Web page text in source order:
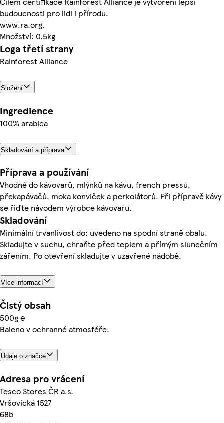
budoucnosti pro lidi i přírodu.
www.ra.org.
Množství: 0.5kg
Loga třetí strany
Rainforest Alliance
Složení
Ingredience
100% arabica
Skladování a příprava
Příprava a používání
Vhodné do kávovarů, mlýnků na kávu, french pressů,
překapávačů, moka konviček a perkolátorů. Při přípravě kávy
se řiďte návodem výrobce kávovaru.
Skladování
Minimální trvanlivost do: uvedeno na spodní straně obalu.
Skladujte v suchu, chraňte před teplem a přímým slunečním
zářením. Po otevření skladujte v uzavřené nádobě.
Více informací
Čistý obsah
500g ℮
Baleno v ochranné atmosféře.
Údaje o značce
Adresa pro vrácení
Tesco Stores ČR a.s.
Vršovická 1527
68b